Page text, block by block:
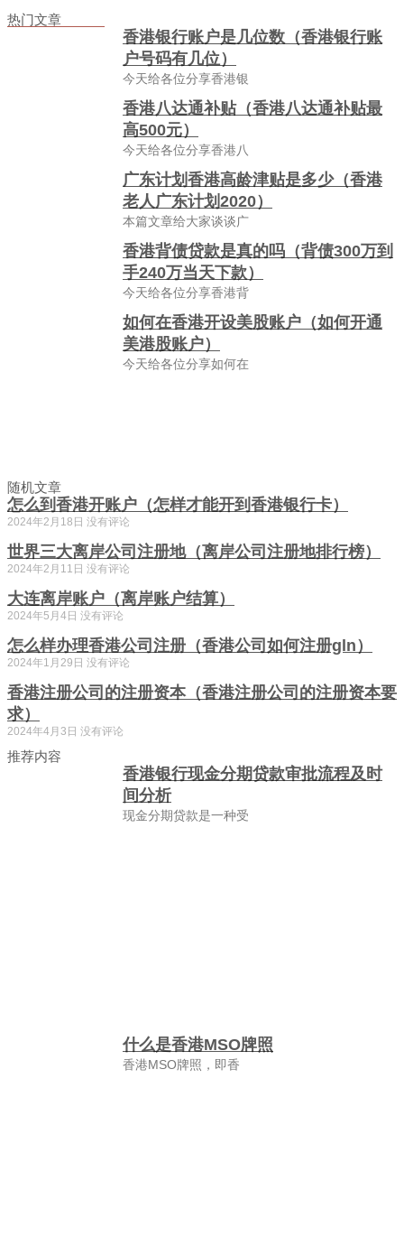
热门文章
香港银行账户是几位数（香港银行账
户号码有几位）
今天给各位分享香港银
香港八达通补贴（香港八达通补贴最
高500元）
今天给各位分享香港八
广东计划香港高龄津贴是多少（香港
老人广东计划2020）
本篇文章给大家谈谈广
香港背债贷款是真的吗（背债300万到
手240万当天下款）
今天给各位分享香港背
如何在香港开设美股账户（如何开通
美港股账户）
今天给各位分享如何在
随机文章
怎么到香港开账户（怎样才能开到香港银行卡）
2024年2月18日 没有评论
世界三大离岸公司注册地（离岸公司注册地排行榜）
2024年2月11日 没有评论
大连离岸账户（离岸账户结算）
2024年5月4日 没有评论
怎么样办理香港公司注册（香港公司如何注册gln）
2024年1月29日 没有评论
香港注册公司的注册资本（香港注册公司的注册资本要
求）
2024年4月3日 没有评论
推荐内容
香港银行现金分期贷款审批流程及时
间分析
现金分期贷款是一种受
什么是香港MSO牌照
香港MSO牌照，即香